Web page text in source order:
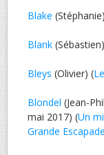
Blake
Blank
Bleys (Olivier) (
Blondel (Jean-
mai 2017) (Un
Grande Escapade